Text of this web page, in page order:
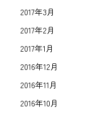
2017年3月
2017年2月
2017年1月
2016年12月
2016年11月
2016年10月